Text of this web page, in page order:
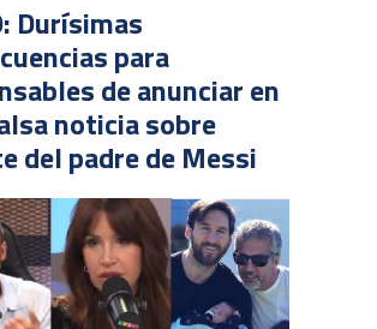
Durísimas
para
de anunciar en
noticia sobre
del padre de Messi